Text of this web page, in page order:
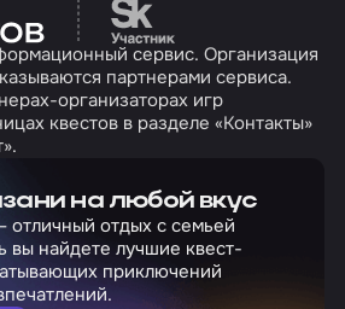
Перейти на сайт
сервис. Организация
партнерами сервиса.
организаторах игр
квестов в разделе «Контакты»
на любой вкус
отличный отдых с семьей
вы найдете лучшие квест-
приключений